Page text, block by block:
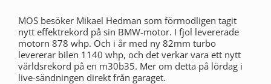
MOS besöker Mikael Hedman som förmodligen tagit
nytt effektrekord på sin BMW-motor. I fjol levererade
motorn 878 whp. Och i år med ny 82mm turbo
levererar bilen 1140 whp, och det verkar vara ett nytt
världsrekord på en m30b35. Mer om detta på lördag i
live-sändningen direkt från garaget.